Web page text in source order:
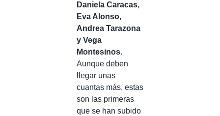
Daniela Caracas,
Eva Alonso,
Andrea Tarazona
y Vega
Montesinos.
Aunque deben
llegar unas
cuantas más, estas
son las primeras
que se han subido